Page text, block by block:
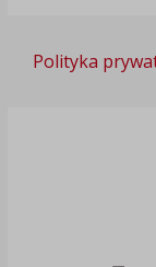
Polityka